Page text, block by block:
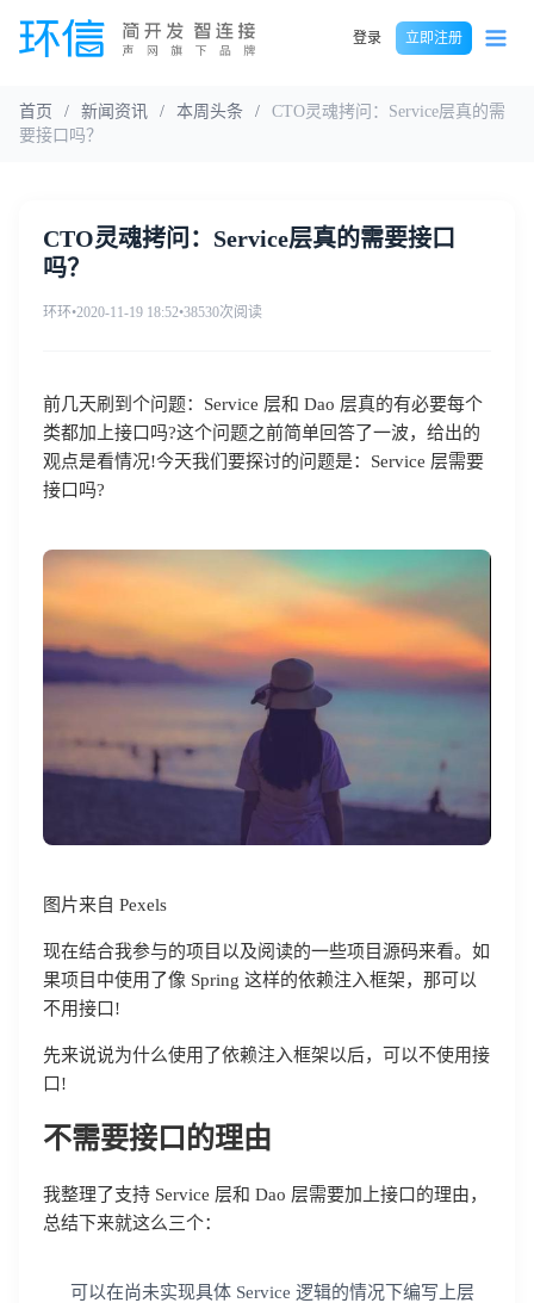
登录 立即注册
首页 / 新闻资讯 / 本周头条 /
CTO灵魂拷问：Service层真的需
要接口吗？
CTO灵魂拷问：Service层真的需要接口
吗？
环环•2020-11-19 18:52•38530次阅读
前几天刷到个问题：Service 层和 Dao 层真的有必要每个
类都加上接口吗?这个问题之前简单回答了一波，给出的
观点是看情况!今天我们要探讨的问题是：Service 层需要
接口吗?
图片来自 Pexels
现在结合我参与的项目以及阅读的一些项目源码来看。如
果项目中使用了像 Spring 这样的依赖注入框架，那可以
不用接口!
先来说说为什么使用了依赖注入框架以后，可以不使用接
口!
不需要接口的理由
我整理了支持 Service 层和 Dao 层需要加上接口的理由，
总结下来就这么三个：
可以在尚未实现具体 Service 逻辑的情况下编写上层